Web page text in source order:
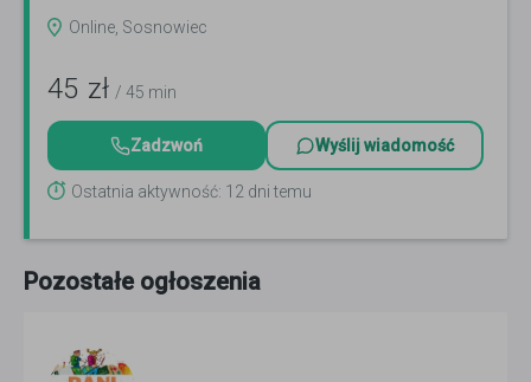
Online, Sosnowiec
45 zł / 45 min
Zadzwoń Wyślij wiadomość
Ostatnia aktywność: 12 dni temu
Pozostałe ogłoszenia